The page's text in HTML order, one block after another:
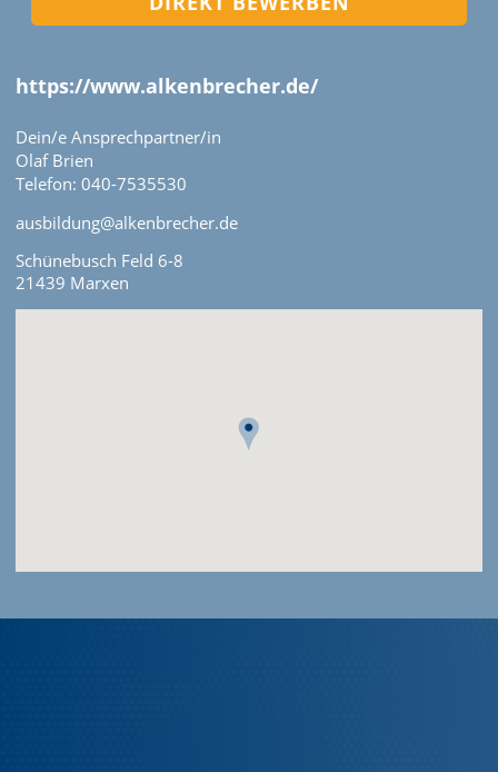
https://www.alkenbrecher.de/
Dein/e Ansprechpartner/in
Olaf Brien
Telefon: 040-7535530
ausbildung@alkenbrecher.de
Schünebusch Feld 6-8
21439 Marxen